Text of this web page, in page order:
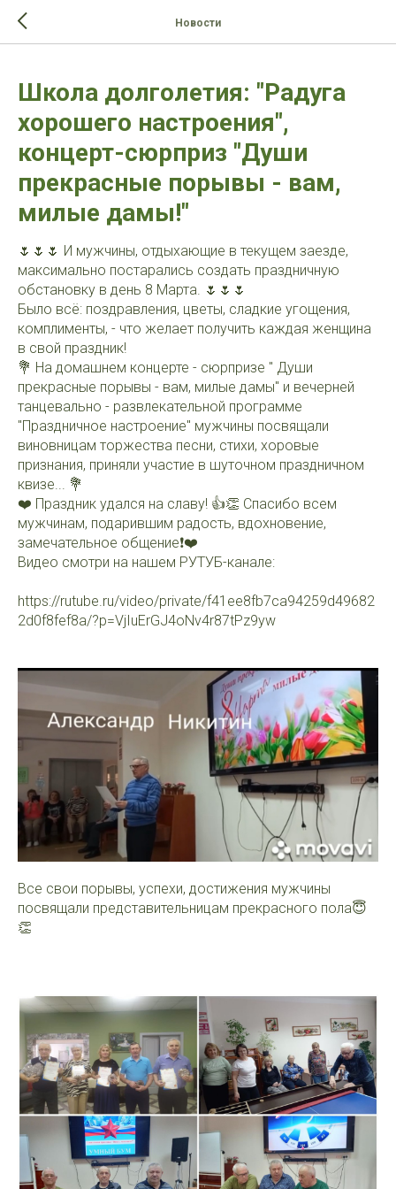
Новости
Школа долголетия: "Радуга
хорошего настроения",
концерт-сюрприз "Души
прекрасные порывы - вам,
милые дамы!"
🌷🌷🌷 И мужчины, отдыхающие в текущем заезде,
максимально постарались создать праздничную
обстановку в день 8 Марта. 🌷🌷🌷
Было всё: поздравления, цветы, сладкие угощения,
комплименты, - что желает получить каждая женщина
в свой праздник!
💐 На домашнем концерте - сюрпризе " Души
прекрасные порывы - вам, милые дамы" и вечерней
танцевально - развлекательной программе
"Праздничное настроение" мужчины посвящали
виновницам торжества песни, стихи, хоровые
признания, приняли участие в шуточном праздничном
квизе... 💐
❤️ Праздник удался на славу! 👍👏 Спасибо всем
мужчинам, подарившим радость, вдохновение,
замечательное общение❗️❤️
Видео смотри на нашем РУТУБ-канале:
https://rutube.ru/video/private/f41ee8fb7ca94259d49682
2d0f8fef8a/?p=VjIuErGJ4oNv4r87tPz9yw
Все свои порывы, успехи, достижения мужчины
посвящали представительницам прекрасного пола😇
👏